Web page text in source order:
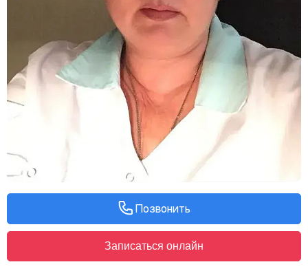
Позвонить
Записаться онлайн